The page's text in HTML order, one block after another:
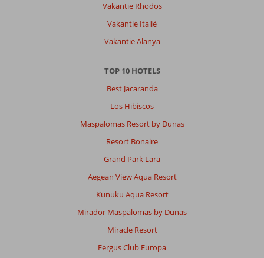
Vakantie Rhodos
Vakantie Italië
Vakantie Alanya
TOP 10 HOTELS
Best Jacaranda
Los Hibiscos
Maspalomas Resort by Dunas
Resort Bonaire
Grand Park Lara
Aegean View Aqua Resort
Kunuku Aqua Resort
Mirador Maspalomas by Dunas
Miracle Resort
Fergus Club Europa